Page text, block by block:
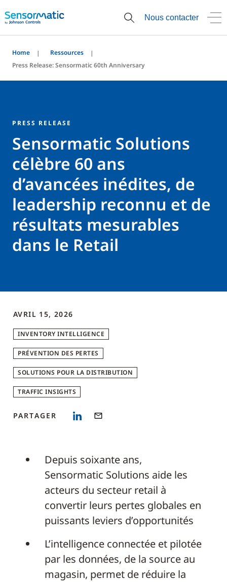
Nous contacter
Home
Ressources
Press Release: Sensormatic 60th Anniversary
PRESS RELEASE
Sensormatic Solutions
célèbre 60 ans
d’avancées inédites, de
leadership reconnu et de
résultats mesurables
dans le Retail
AVRIL 15, 2026
INVENTORY INTELLIGENCE
PRÉVENTION DES PERTES
SOLUTIONS POUR LA DISTRIBUTION
TRAFFIC INSIGHTS
PARTAGER
Depuis soixante ans,
Sensormatic Solutions aide les
acteurs du secteur retail à
convertir leurs pertes globales en
puissants leviers d’opportunités
L’intelligence connectée et pilotée
par les données, de la source au
magasin, permet de réduire la